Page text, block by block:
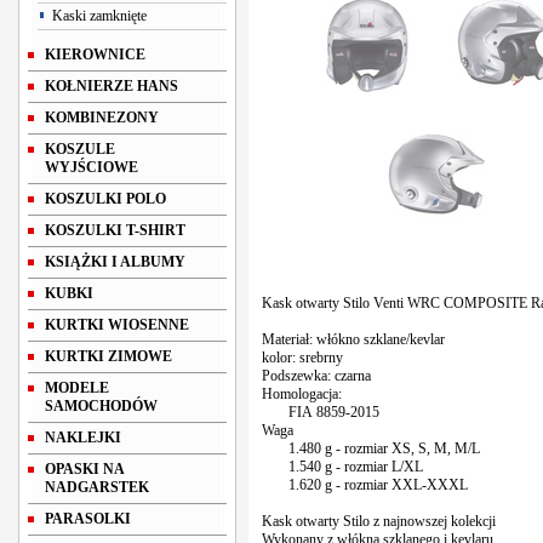
Kaski zamknięte
KIEROWNICE
KOŁNIERZE HANS
KOMBINEZONY
KOSZULE
WYJŚCIOWE
KOSZULKI POLO
KOSZULKI T-SHIRT
KSIĄŻKI I ALBUMY
KUBKI
KURTKI WIOSENNE
KURTKI ZIMOWE
MODELE
SAMOCHODÓW
NAKLEJKI
OPASKI NA
NADGARSTEK
PARASOLKI
Kask otwarty Stilo Venti WRC COMPOSITE
Materiał: włókno szklane/kevlar
kolor: srebrny
Podszewka: czarna
Homologacja:
FIA 8859-2015
Waga
1.480 g - rozmiar XS, S, M, M/L
1.540 g - rozmiar L/XL
1.620 g - rozmiar XXL-XXXL
Kask otwarty Stilo z najnowszej kolekcji
Wykonany z włókna szklanego i kevlaru